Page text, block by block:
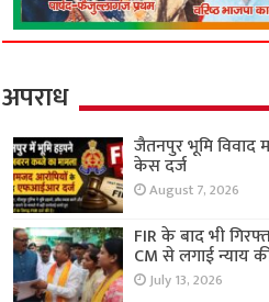
अपराध
जैतनपुर भूमि
केस दर्ज
August 7, 2026
FIR के बाद भी
CM से लगाई न्याय
July 13, 2026